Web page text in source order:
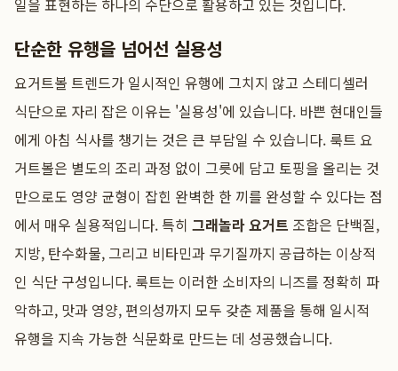
일을 표현하는 하나의 수단으로 활용하고 있는 것입니다.
단순한 유행을 넘어선 실용성
요거트볼 트렌드가 일시적인 유행에 그치지 않고 스테디셀러
식단으로 자리 잡은 이유는 '실용성'에 있습니다. 바쁜 현대인들
에게 아침 식사를 챙기는 것은 큰 부담일 수 있습니다. 룩트 요
거트볼은 별도의 조리 과정 없이 그릇에 담고 토핑을 올리는 것
만으로도 영양 균형이 잡힌 완벽한 한 끼를 완성할 수 있다는 점
에서 매우 실용적입니다. 특히 그래놀라 요거트 조합은 단백질,
지방, 탄수화물, 그리고 비타민과 무기질까지 공급하는 이상적
인 식단 구성입니다. 룩트는 이러한 소비자의 니즈를 정확히 파
악하고, 맛과 영양, 편의성까지 모두 갖춘 제품을 통해 일시적
유행을 지속 가능한 식문화로 만드는 데 성공했습니다.